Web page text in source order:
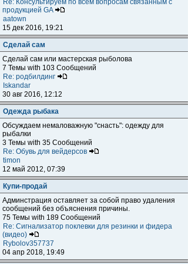
Re: Консультируем по всем вопросам связанным с
продукцией GA
aatown
15 дек 2016, 19:21
Сделай сам
Сделай сам или мастерская рыболова
7 Темы with 103 Сообщений
Re: родбилдинг
Iskandar
30 авг 2016, 12:12
Одежда рыбака
Обсуждаем немаловажную "снасть": одежду для
рыбалки
3 Темы with 35 Сообщений
Re: Обувь для вейдерсов
timon
12 май 2012, 07:39
Купи-продай
Админстрация оставляет за собой право удаления
сообщений без объяснения причины.
75 Темы with 189 Сообщений
Re: Сигнализатор поклевки для резинки и фидера
(видео)
Rybolov357737
04 апр 2018, 19:49